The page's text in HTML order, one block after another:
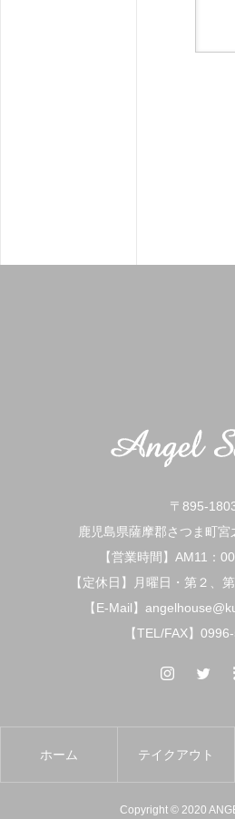
〒895-
鹿児島県薩摩郡さつま町
【営業時間】AM11：
【定休日】月曜日・第２、
【E-Mail】
【TEL/FAX】
ホーム テイクアウト
Copyright © 2020